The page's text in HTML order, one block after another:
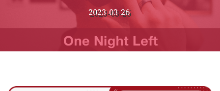
2023-03-26